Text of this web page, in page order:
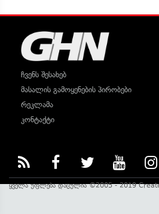
ჩვენს შესახებ
მასალის გამოყენების პირობები
რეკლამა
კონტაქტი
ყველა უფლება დაცულია ©2005 - 2019